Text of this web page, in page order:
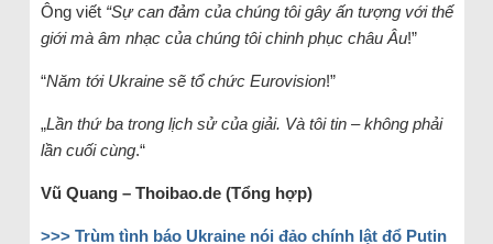
Ông viết “Sự can đảm của chúng tôi gây ấn tượng với thế
giới mà âm nhạc của chúng tôi chinh phục châu Âu!”
“Năm tới Ukraine sẽ tổ chức Eurovision!”
„Lần thứ ba trong lịch sử của giải. Và tôi tin – không phải
lần cuối cùng.“
Vũ Quang – Thoibao.de (Tổng hợp)
>>> Trùm tình báo Ukraine nói đảo chính lật đổ Putin